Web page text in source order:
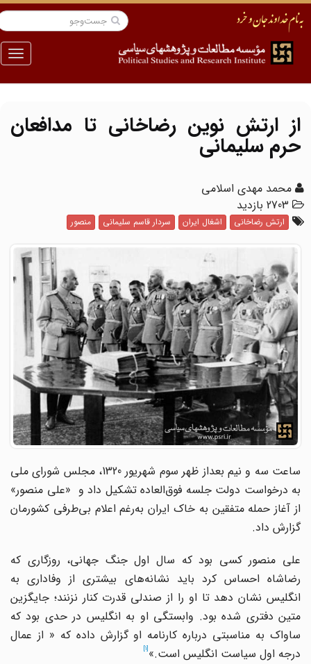
منو
از ارتش نوین رضاخانی تا مدافعان
حرم سلیمانی
محمد مهدی اسلامی
2703 بازدید
ارتش رضاخانی اشغال ایران سردار قاسم سلیمانی منصور
ساعت سه و نیم بعداز ظهر سوم شهریور 1320، مجلس شورای ملی
به درخواست دولت جلسه فوق‌العاده تشکیل داد و «علی منصور»
از آغاز حمله متفقین به خاک ایران به‌رغم اعلام بی‌طرفی کشورمان
گزارش داد.
علی منصور کسی بود که سال اول جنگ جهانی، روزگاری که
رضاشاه احساس کرد باید نشانه‌های بیشتری از وفاداری به
انگلیس نشان دهد تا او را از صندلی قدرت کنار نزنند؛ جایگزین
متین دفتری شده بود. وابستگی او به انگلیس در حدی بود که
ساواک به مناسبتی درباره کارنامه او گزارش داده که « از عمال
درجه اول سیاست انگلیس است.»